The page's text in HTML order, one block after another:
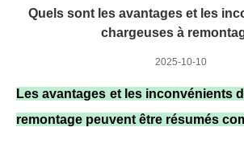
Quels sont les avantages et les
chargeuses à
2025-10-10
Les avantages et les inconvénients
remontage peuvent être résumés